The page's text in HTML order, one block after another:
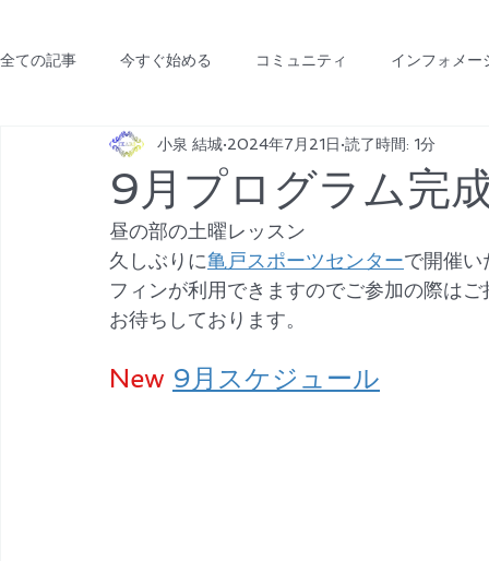
全ての記事 今すぐ始める コミュニティ インフォメー
9月プログラム完
小泉 結城 2024年7月21日 読了時間: 1分
昼の部の土曜レッスン
久しぶりに亀戸スポーツセンターで開催い
フィンが利用できますのでご参加の際は
お待ちしております。
New 9月スケジュール